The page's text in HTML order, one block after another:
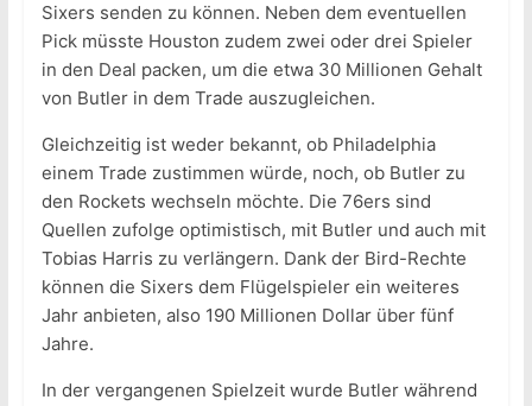
Sixers senden zu können. Neben dem eventuellen
Pick müsste Houston zudem zwei oder drei Spieler
in den Deal packen, um die etwa 30 Millionen Gehalt
von Butler in dem Trade auszugleichen.
Gleichzeitig ist weder bekannt, ob Philadelphia
einem Trade zustimmen würde, noch, ob Butler zu
den Rockets wechseln möchte. Die 76ers sind
Quellen zufolge optimistisch, mit Butler und auch mit
Tobias Harris zu verlängern. Dank der Bird-Rechte
können die Sixers dem Flügelspieler ein weiteres
Jahr anbieten, also 190 Millionen Dollar über fünf
Jahre.
In der vergangenen Spielzeit wurde Butler während